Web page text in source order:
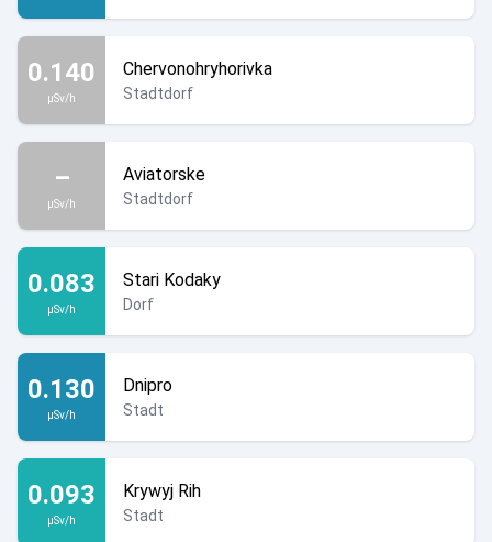
0.140
µSv/h
Chervonohryhorivka
Stadtdorf
–
µSv/h
Aviatorske
Stadtdorf
0.083
µSv/h
Stari Kodaky
Dorf
0.130
µSv/h
Dnipro
Stadt
0.093
µSv/h
Krywyj Rih
Stadt